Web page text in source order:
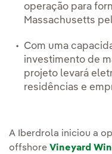
operação para
Massachusetts
Com uma
investimento de
projeto levará
residências e
A Iberdrola iniciou a
offshore Vineyard